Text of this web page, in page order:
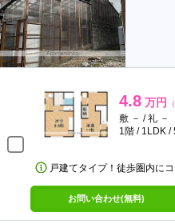
4.8 万円
敷 － / 礼 －
1階 / 1LDK /
戸建てタイプ！徒歩圏内に
お問い合わせ(無料)